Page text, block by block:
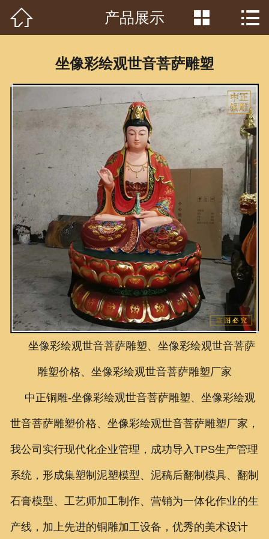
首页
产品中心
常识问答
新闻资讯
荣誉资质
泥塑鉴赏
联系我们
 产品展示  
坐像彩绘观世音菩萨雕塑
坐像彩绘观世音菩萨雕塑、坐像彩绘观世音菩萨
雕塑价格、坐像彩绘观世音菩萨雕塑厂家
中正铜雕-坐像彩绘观世音菩萨雕塑、坐像彩绘观
世音菩萨雕塑价格、坐像彩绘观世音菩萨雕塑厂家 ，
我公司实行现代化企业管理，成功导入TPS生产管理
系统，形成集塑制泥塑模型、泥稿后翻制模具、翻制
石膏模型、工艺师加工制作、营销为一体化作业的生
产线，加上先进的铜雕加工设备，优秀的美术设计